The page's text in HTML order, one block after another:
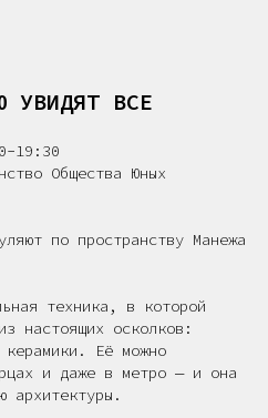
УВИДЯТ ВСЕ
Общества Юных
по пространству Манежа
техника, в которой
настоящих осколков:
Её можно
и даже в метро — и она
архитектуры.